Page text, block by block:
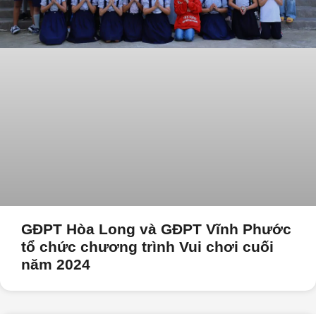
GĐPT Hòa Long và GĐPT Vĩnh Phước
tổ chức chương trình Vui chơi cuối
năm 2024